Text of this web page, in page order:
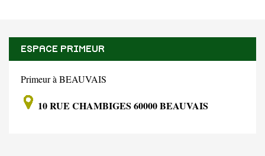
ESPACE PRIMEUR
Primeur à BEAUVAIS
10 RUE CHAMBIGES 60000 BEAUVAIS